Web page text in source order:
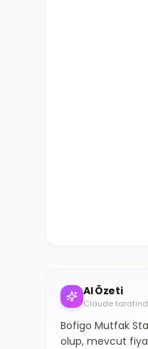
AI Özeti
Claude
Bofigo Mutfak
olup, mevcut